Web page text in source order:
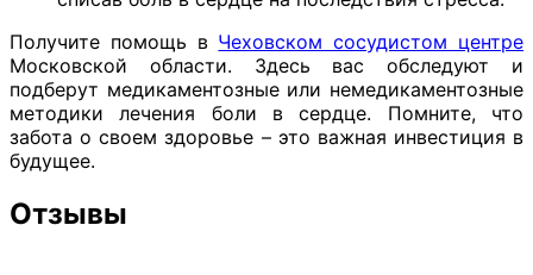
Получите помощь в Чеховском сосудистом центре
Московской области. Здесь вас обследуют и
подберут медикаментозные или немедикаментозные
методики лечения боли в сердце. Помните, что
забота о своем здоровье – это важная инвестиция в
будущее.
Отзывы